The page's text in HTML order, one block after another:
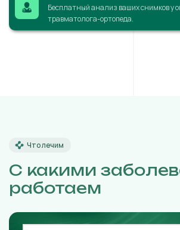
Бесплатный анализ ваших снимков у
травматолога-ортопеда.
Что лечим
С какими
работаем